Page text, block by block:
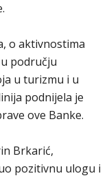
o aktivnostima
području
u turizmu i u
podnijela je
ove Banke.
Brkarić,
pozitivnu ulogu i